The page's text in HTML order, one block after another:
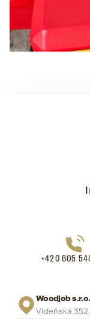
+420 605
Woodjob s.r.o.
Vídeňská